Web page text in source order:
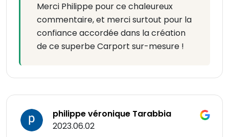
Merci Philippe pour ce chaleureux
commentaire, et merci surtout pour la
confiance accordée dans la création
de ce superbe Carport sur-mesure !
philippe véronique Tarabbia
2023.06.02